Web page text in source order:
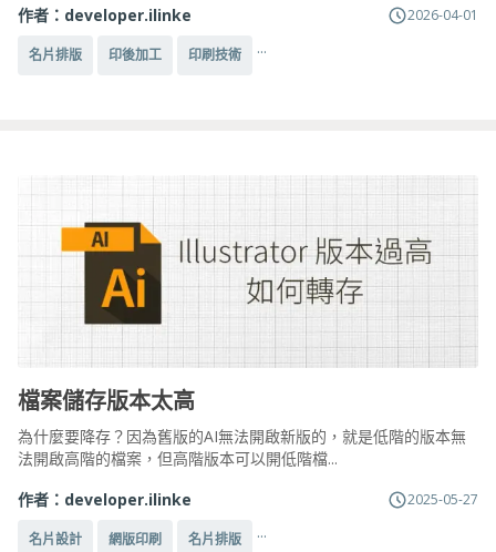
作者： developer.ilinke 2026-04-01
名片排版 印後加工 印刷技術 ...
檔案儲存版本太高
為什麼要降存？因為舊版的AI無法開啟新版的，就是低階的版本無
法開啟高階的檔案，但高階版本可以開低階檔...
作者： developer.ilinke 2025-05-27
名片設計 網版印刷 名片排版 ...